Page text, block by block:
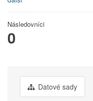
Následovníci
0
Datové sady